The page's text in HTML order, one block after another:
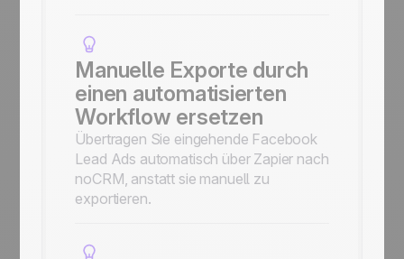
Manuelle Exporte durch
einen automatisierten
Workflow ersetzen
Übertragen Sie eingehende Facebook
Lead Ads automatisch über Zapier nach
noCRM, anstatt sie manuell zu
exportieren.